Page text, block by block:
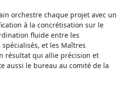
orchestre chaque projet avec un
à la concrétisation sur le
fluide entre les
et les Maîtres
résultat qui allie précision et
aussi le bureau au comité de la